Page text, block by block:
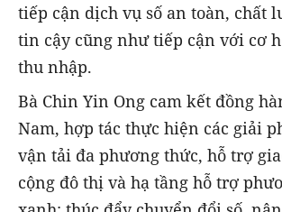
tiếp cận dịch vụ số an toàn, chất
tin cậy cũng như tiếp cận với cơ
thu nhập.
Bà Chin Yin Ong cam kết đồng
Nam, hợp tác thực hiện các giải
vận tải đa phương thức, hỗ trợ
cộng đô thị và hạ tầng hỗ trợ